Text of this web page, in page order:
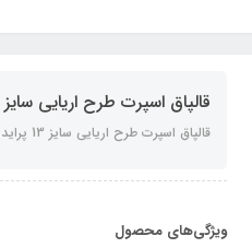
قالپاق اسپرت طرح اریایی سایز 13 h
قالپاق اسپرت طرح اریایی سایز 13 پراید تیبا ساینا
ویژگی‌های محصول